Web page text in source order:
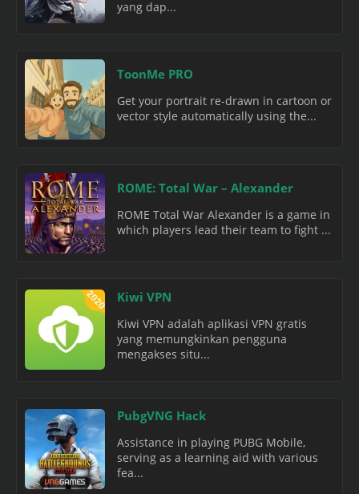
yang dap...
ToonMe PRO
Get your portrait re-drawn in cartoon or
vector style automatically using the...
ROME: Total War – Alexander
ROME Total War Alexander is a game in
which players lead their team to fight ...
Kiwi VPN
Kiwi VPN adalah aplikasi VPN gratis
yang memungkinkan pengguna
mengakses situ...
PubgVNG Hack
Assistance in playing PUBG Mobile,
serving as a learning aid with various
fea...